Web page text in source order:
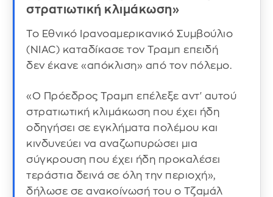
στρατιωτική κλιμάκωση»
Το Εθνικό Ιρανοαμερικανικό Συμβούλιο
(NIAC) καταδίκασε τον Τραμπ επειδή
δεν έκανε «απόκλιση» από τον πόλεμο.
«Ο Πρόεδρος Τραμπ επέλεξε αντ' αυτού
στρατιωτική κλιμάκωση που έχει ήδη
οδηγήσει σε εγκλήματα πολέμου και
κινδυνεύει να αναζωπυρώσει μια
σύγκρουση που έχει ήδη προκαλέσει
τεράστια δεινά σε όλη την περιοχή»,
δήλωσε σε ανακοίνωσή του ο Τζαμάλ